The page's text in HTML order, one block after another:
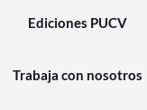
Ediciones PUCV
Trabaja con nosotros